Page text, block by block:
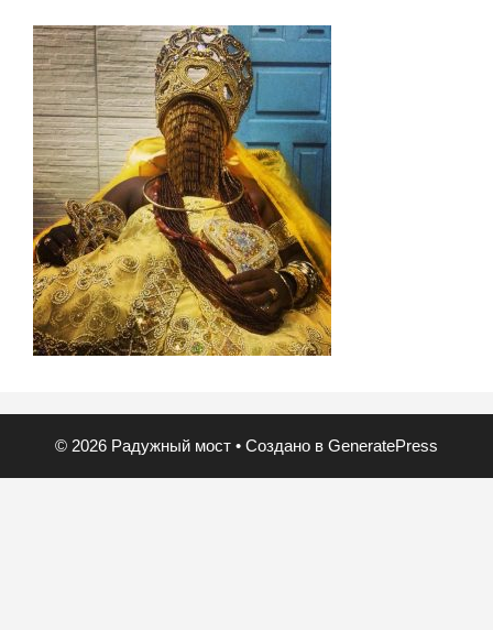
© 2026 Радужный мост • Создано в GeneratePress